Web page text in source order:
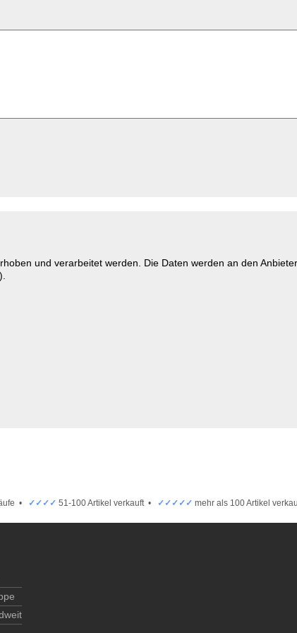
und verarbeitet werden. Die Daten werden an den
• ✓✓✓✓ 51-100 Artikel verkauft • ✓✓✓✓✓ mehr als 100 Artikel